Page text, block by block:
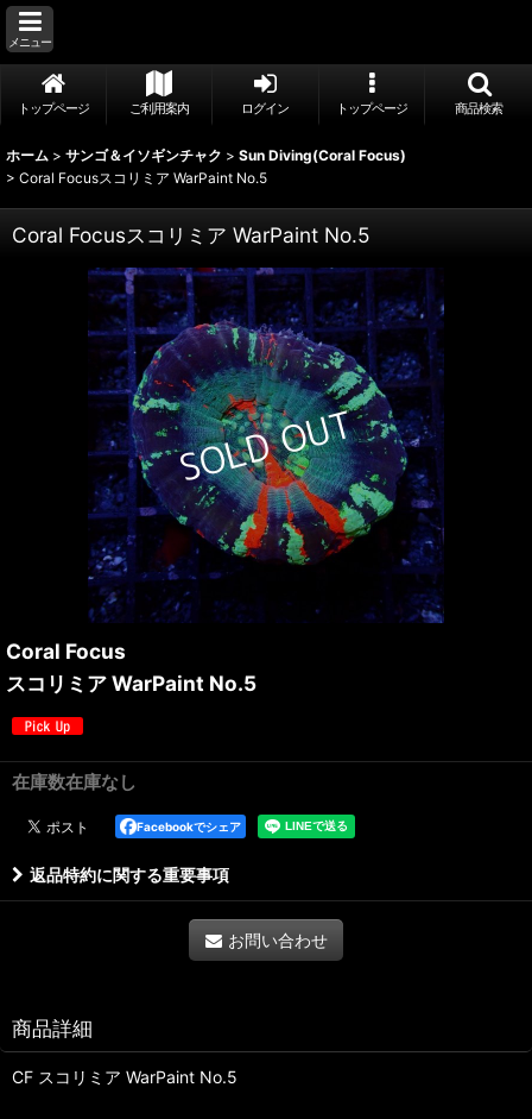
メニュー
トップページ ご利用案内 ログイン トップページ 商品検索
ホーム > サンゴ＆イソギンチャク > Sun Diving(Coral Focus)
> Coral Focusスコリミア WarPaint No.5
Coral Focusスコリミア WarPaint No.5
Coral Focus
スコリミア WarPaint No.5
在庫数在庫なし
Facebookでシェア
返品特約に関する重要事項
お問い合わせ
商品詳細
CF スコリミア WarPaint No.5